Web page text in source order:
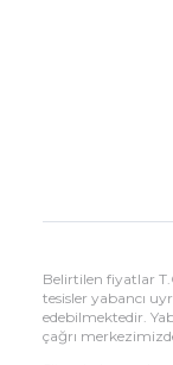
Belirtilen fiyatlar
tesisler yabancı
edebilmektedir.
çağrı